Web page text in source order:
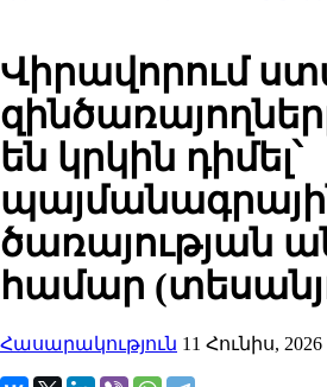
Վիրավորում
են կրկին դիմել՝
ծառայության
համար
Հասարակություն 11 Հունիս, 2026